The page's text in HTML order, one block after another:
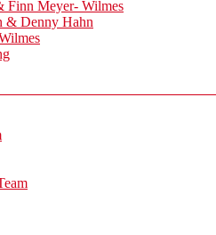
Finn Meyer- Wilmes
& Denny Hahn